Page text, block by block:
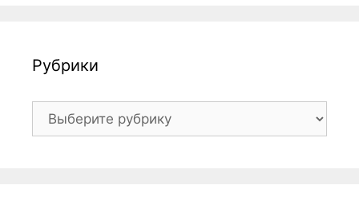
Рубрики
Рубрики